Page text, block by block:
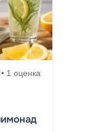
1 оценка